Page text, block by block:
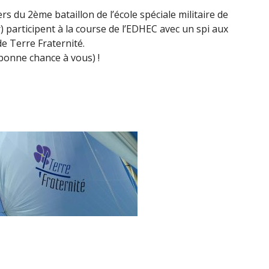
du 2ème bataillon de l’école spéciale militaire de
à la course de l’EDHEC avec un spi aux
Terre Fraternité.
chance à vous) !